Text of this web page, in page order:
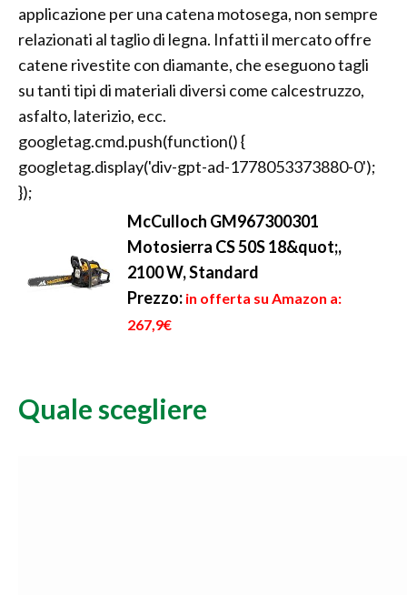
applicazione per una catena motosega, non sempre
relazionati al taglio di legna. Infatti il mercato offre
catene rivestite con diamante, che eseguono tagli
su tanti tipi di materiali diversi come calcestruzzo,
asfalto, laterizio, ecc.
googletag.cmd.push(function() {
googletag.display('div-gpt-ad-1778053373880-0');
});
McCulloch GM967300301
Motosierra CS 50S 18&quot;,
2100 W, Standard
Prezzo: in offerta su Amazon a:
267,9€
Quale scegliere